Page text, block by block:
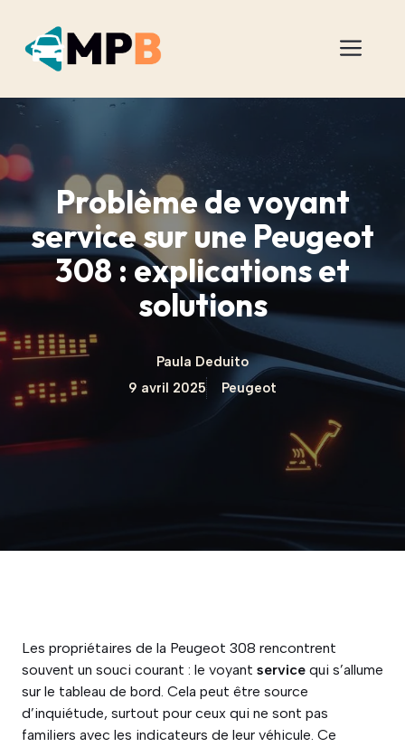
contenu
Problème de voyant
service sur une Peugeot
308 : explications et
solutions
Paula Deduito
9 avril 2025
Peugeot
Les propriétaires de la Peugeot 308 rencontrent
souvent un souci courant : le voyant service qui s’allume
sur le tableau de bord. Cela peut être source
d’inquiétude, surtout pour ceux qui ne sont pas
familiers avec les indicateurs de leur véhicule. Ce